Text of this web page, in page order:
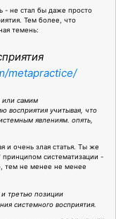
- не стал бы даже просто
Тем более, что
темень:
metapractice/
или самим
восприятия учитывая, что
явлениям. опять,
и очень злая статья. Ты же
систематизации -
тем не менее не менее
третью позиции
системного восприятия.